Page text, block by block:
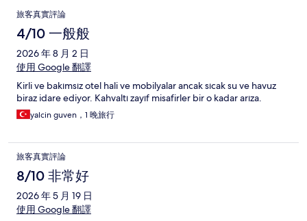
評
論
旅客真實評論
4/10 一般般
2026 年 8 月 2 日
使用 Google 翻譯
Kirli ve bakımsız otel hali ve mobilyalar ancak sıcak su ve havuz
biraz idare ediyor. Kahvaltı zayıf misafirler bir o kadar arıza.
yalcin guven，1 晚旅行
旅客真實評論
8/10 非常好
2026 年 5 月 19 日
使用 Google 翻譯